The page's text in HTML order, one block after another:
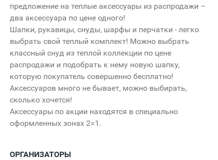
предложение на теплые аксессуары из распродажи –
два аксессуара по цене одного!
Шапки, рукавицы, снуды, шарфы и перчатки - легко
выбрать свой теплый комплект! Можно выбрать
классный снуд из теплой коллекции по цене
распродажи и подобрать к нему новую шапку,
которую покупатель совершенно бесплатно!
Аксессуаров много не бывает, можно выбирать,
сколько хочется!
Аксессуары по акции находятся в специально
оформленных зонах 2=1.
ОРГАНИЗАТОРЫ